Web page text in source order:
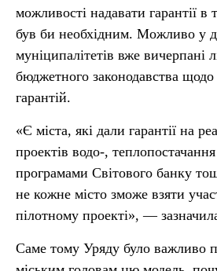
можливості надавати гарантії в
був би необхідним. Можливо у
муніципалітетів вже вичерпані
бюджетного законодавства
гарантій.
«Є міста, які дали гарантії на
проектів водо-,
програмами Світового банку
не кожне місто зможе взяти
пілотному проекті», —
Саме тому Уряду було важливо